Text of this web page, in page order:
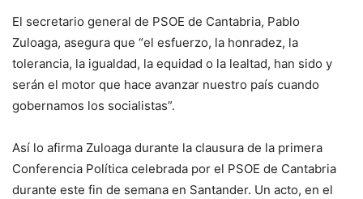
El secretario general de PSOE de Cantabria, Pablo
Zuloaga, asegura que “el esfuerzo, la honradez, la
tolerancia, la igualdad, la equidad o la lealtad, han sido y
serán el motor que hace avanzar nuestro país cuando
gobernamos los socialistas”.
Así lo afirma Zuloaga durante la clausura de la primera
Conferencia Política celebrada por el PSOE de Cantabria
durante este fin de semana en Santander. Un acto, en el